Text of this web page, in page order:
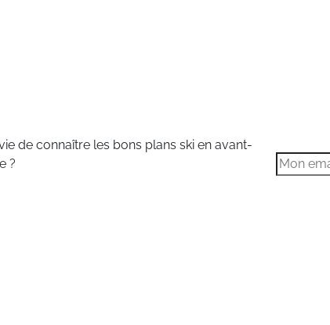
de connaître les bons plans ski en avant-
?